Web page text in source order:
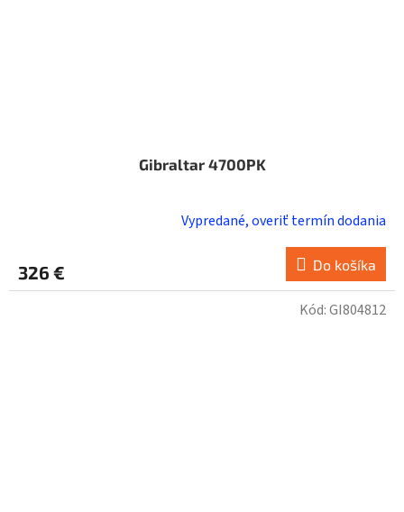
Gibraltar 4700PK
Vypredané, overiť termín dodania
326 € Do košíka
Kód:GI804812